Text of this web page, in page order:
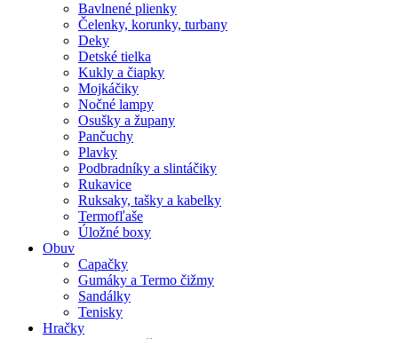
Bavlnené plienky
Čelenky, korunky, turbany
Deky
Detské tielka
Kukly a čiapky
Mojkáčiky
Nočné lampy
Osušky a župany
Pančuchy
Plavky
Podbradníky a slintáčiky
Rukavice
Ruksaky, tašky a kabelky
Termofľaše
Úložné boxy
Obuv
Capačky
Gumáky a Termo čižmy
Sandálky
Tenisky
Hračky